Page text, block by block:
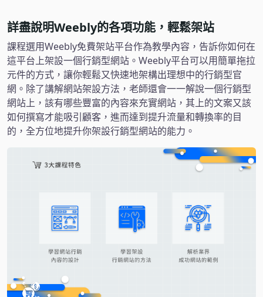
詳盡說明Weebly的各項功能，輕鬆架站
課程選用Weebly免費架站平台作為教學內容，告訴你如何在
這平台上架設一個行銷型網站。Weebly平台可以用簡單拖拉
元件的方式，讓你輕鬆又快速地架構出理想中的行銷型官
網。除了講解網站架設方法，老師還會一一解說一個行銷型
網站上，該有哪些豐富的內容來充實網站，其上的文案又該
如何撰寫才能吸引顧客，進而達到提升流量和轉換率的目
的，全方位地提升你架設行銷型網站的能力。